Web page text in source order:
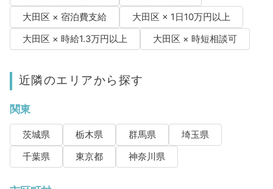
大田区 × 宿泊費支給
大田区 × 1日10万円以上
大田区 × 時給1.3万円以上
大田区 × 時短相談可
近隣のエリアから探す
関東
茨城県 栃木県 群馬県
埼玉県
千葉県
東京都 神奈川県